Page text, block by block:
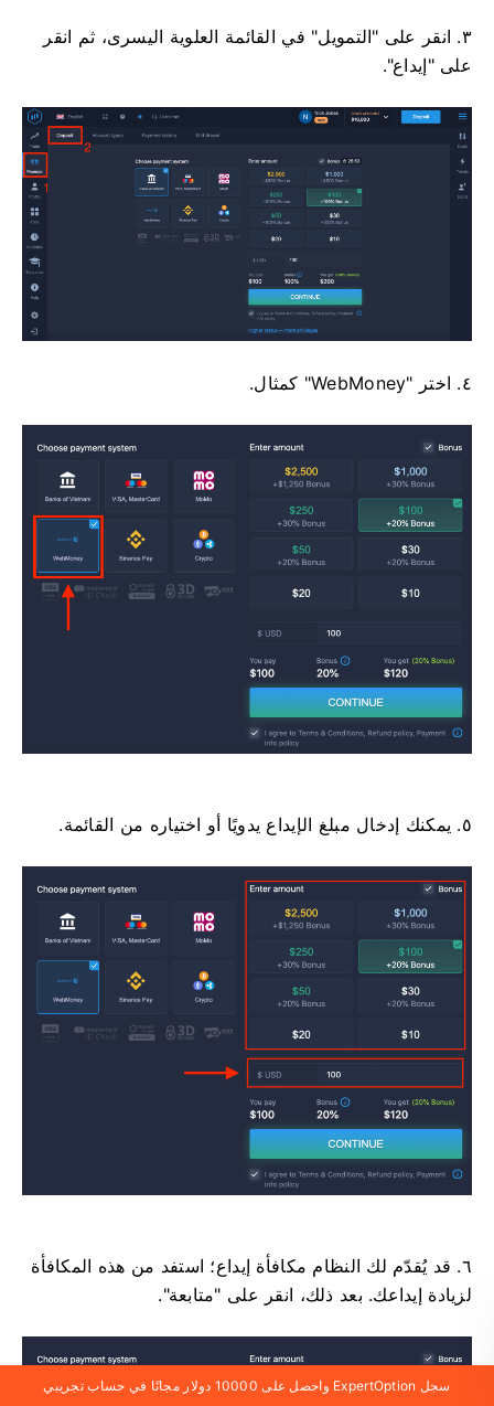
٣. انقر على "التمويل" في القائمة العلوية اليسرى، ثم انقر
على "إيداع".
٤. اختر "WebMoney" كمثال.
٥. يمكنك إدخال مبلغ الإيداع يدويًا أو اختياره من القائمة.
٦. قد يُقدّم لك النظام مكافأة إيداع؛ استفد من هذه المكافأة
لزيادة إيداعك. بعد ذلك، انقر على "متابعة".
سجل ExpertOption واحصل على 10000 دولار مجانًا في حساب تجريبي